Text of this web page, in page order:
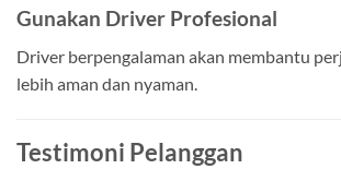
Gunakan Driver Profesional
Driver berpengalaman akan membantu
lebih aman dan nyaman.
Testimoni Pelanggan